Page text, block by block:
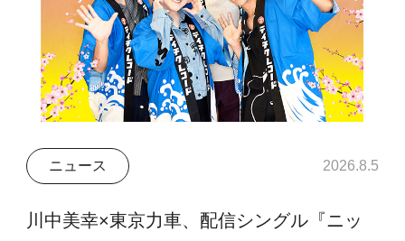
ニュース 2026.8.5
川中美幸×東京力車、配信シングル『ニッ